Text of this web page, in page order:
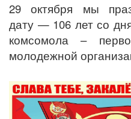
29 октября мы
дату — 106 лет со
комсомола –
молодежной